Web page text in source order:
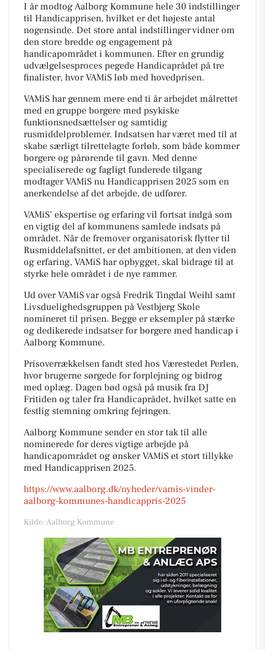
I år modtog Aalborg Kommune hele 30 indstillinger
til Handicapprisen, hvilket er det højeste antal
nogensinde. Det store antal indstillinger vidner om
den store bredde og engagement på
handicapområdet i kommunen. Efter en grundig
udvælgelsesproces pegede Handicaprådet på tre
finalister, hvor VAMiS løb med hovedprisen.
VAMiS har gennem mere end ti år arbejdet målrettet
med en gruppe borgere med psykiske
funktionsnedsættelser og samtidig
rusmiddelproblemer. Indsatsen har været med til at
skabe særligt tilrettelagte forløb, som både kommer
borgere og pårørende til gavn. Med denne
specialiserede og fagligt funderede tilgang
modtager VAMiS nu Handicapprisen 2025 som en
anerkendelse af det arbejde, de udfører.
VAMiS’ ekspertise og erfaring vil fortsat indgå som
en vigtig del af kommunens samlede indsats på
området. Når de fremover organisatorisk flytter til
Rusmiddelafsnittet, er det ambitionen, at den viden
og erfaring, VAMiS har opbygget, skal bidrage til at
styrke hele området i de nye rammer.
Ud over VAMiS var også Fredrik Tingdal Weihl samt
Livsduelighedsgruppen på Vestbjerg Skole
nomineret til prisen. Begge er eksempler på stærke
og dedikerede indsatser for borgere med handicap i
Aalborg Kommune.
Prisoverrækkelsen fandt sted hos Værestedet Perlen,
hvor brugerne sørgede for forplejning og bidrog
med oplæg. Dagen bød også på musik fra DJ
Fritiden og taler fra Handicaprådet, hvilket satte en
festlig stemning omkring fejringen.
Aalborg Kommune sender en stor tak til alle
nominerede for deres vigtige arbejde på
handicapområdet og ønsker VAMiS et stort tillykke
med Handicapprisen 2025.
https://www.aalborg.dk/nyheder/vamis-vinder-
aalborg-kommunes-handicappris-2025
Kilde: Aalborg Kommune